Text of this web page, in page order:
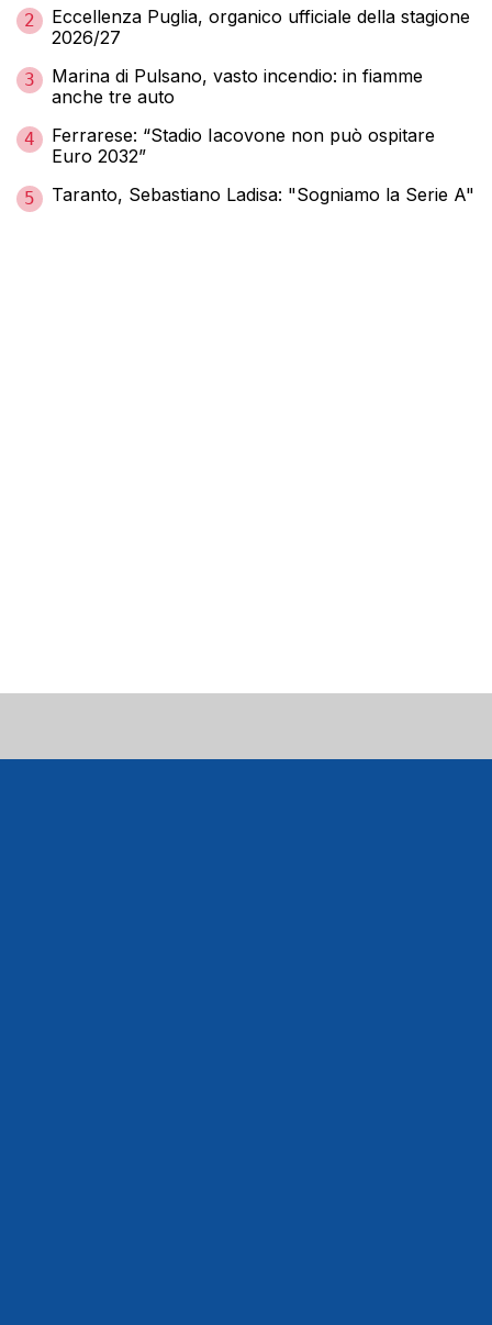
2
Eccellenza Puglia, organico ufficiale della stagione
2026/27
3
Marina di Pulsano, vasto incendio: in fiamme
anche tre auto
4
Ferrarese: “Stadio Iacovone non può ospitare
Euro 2032”
5 Taranto, Sebastiano Ladisa: "Sogniamo la Serie A"